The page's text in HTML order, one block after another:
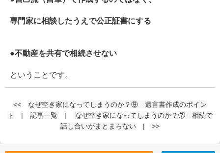
専門家に相談したうえで公正証書にする
●不動産を共有で相続させない
ということです。
<<
なぜ空き家になってしまうのか？⑨ 遺言書作成のポイン
ト
| 記事一覧 |
なぜ空き家になってしまうのか？⑦ 相続で
話し合いがまとまらない | >>